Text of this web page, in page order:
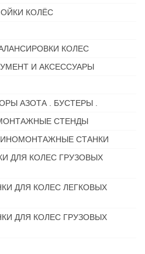
КОЛЁС
КОЛЕС
И АКСЕССУАРЫ
АЗОТА . БУСТЕРЫ .
СТЕНДЫ
СТАНКИ
ДЛЯ КОЛЕС ГРУЗОВЫХ
ДЛЯ КОЛЕС ЛЕГКОВЫХ
ДЛЯ КОЛЕС ГРУЗОВЫХ